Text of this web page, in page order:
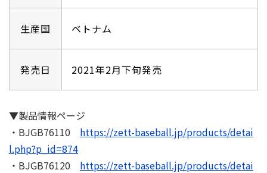
生産国 ベトナム
発売日 2021年2⽉下旬発売
▼製品情報ページ
・BJGB76110 https://zett-baseball.jp/products/detai
l.php?p_id=874
・BJGB76120 https://zett-baseball.jp/products/detai